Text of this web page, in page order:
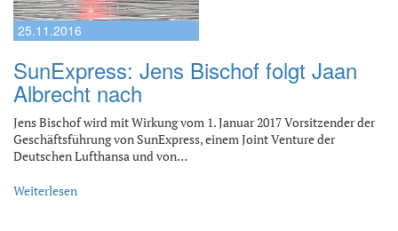
25.11.2016
SunExpress: Jens Bischof folgt Jaan
Albrecht nach
Jens Bischof wird mit Wirkung vom 1. Januar 2017 Vorsitzender der
Geschäftsführung von SunExpress, einem Joint Venture der
Deutschen Lufthansa und von…
Weiterlesen